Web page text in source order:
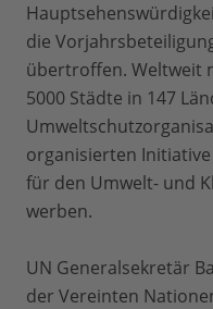
die
übertroffen. Weltweit
5000 Städte in 147
organisierten
für den Umwelt- und
werben.
UN Generalsekretär
der Vereinten